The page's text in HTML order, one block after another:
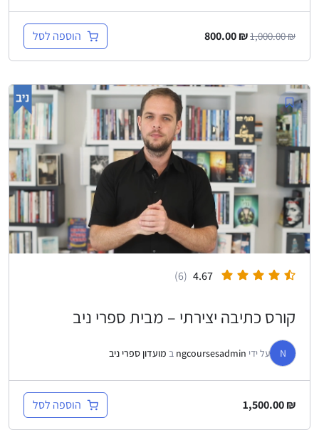
1,000.00₪
800.00₪ הוספה לסל
4.67
(6)
קורס כתיבה יצירתי – מבית ספרי ניב
N על ידי ngcoursesadmin ב מועדון ספרי ניב
1,500.00₪ הוספה לסל